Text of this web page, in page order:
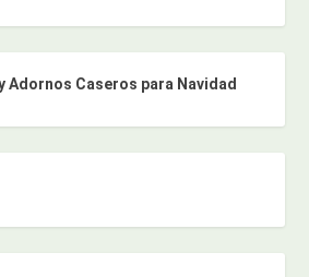
Adornos Caseros para Navidad